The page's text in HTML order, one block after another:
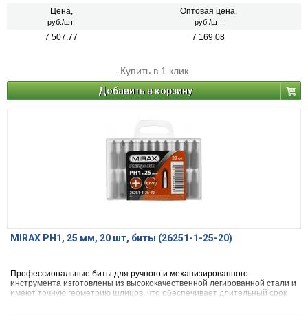
Цена,
руб./шт.
Оптовая цена,
руб./шт.
7 507.77 7 169.08
Купить в 1 клик
Добавить в корзину
MIRAX PH1, 25 мм, 20 шт, биты (26251-1-25-20)
Профессиональные биты для ручного и механизированного
инструмента изготовлены из высококачественной легированной стали и
имеют точную геометрию шлицов, что обеспечивает длительный срок